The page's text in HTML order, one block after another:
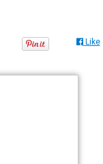
Like